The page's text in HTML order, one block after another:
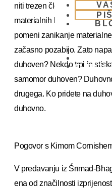
01 431 21
niti trezen človek. Kako naj
materialnih bolečin. Z
pomeni zanikanje
začasno pozabijo. Zato
duhoven? Nekdo trpi in
samomor duhoven?
drugega. Ko pridete na
duhovno.
Pogovor s Kimom
V predavanju iz Śrīmad-
ena od značilnosti